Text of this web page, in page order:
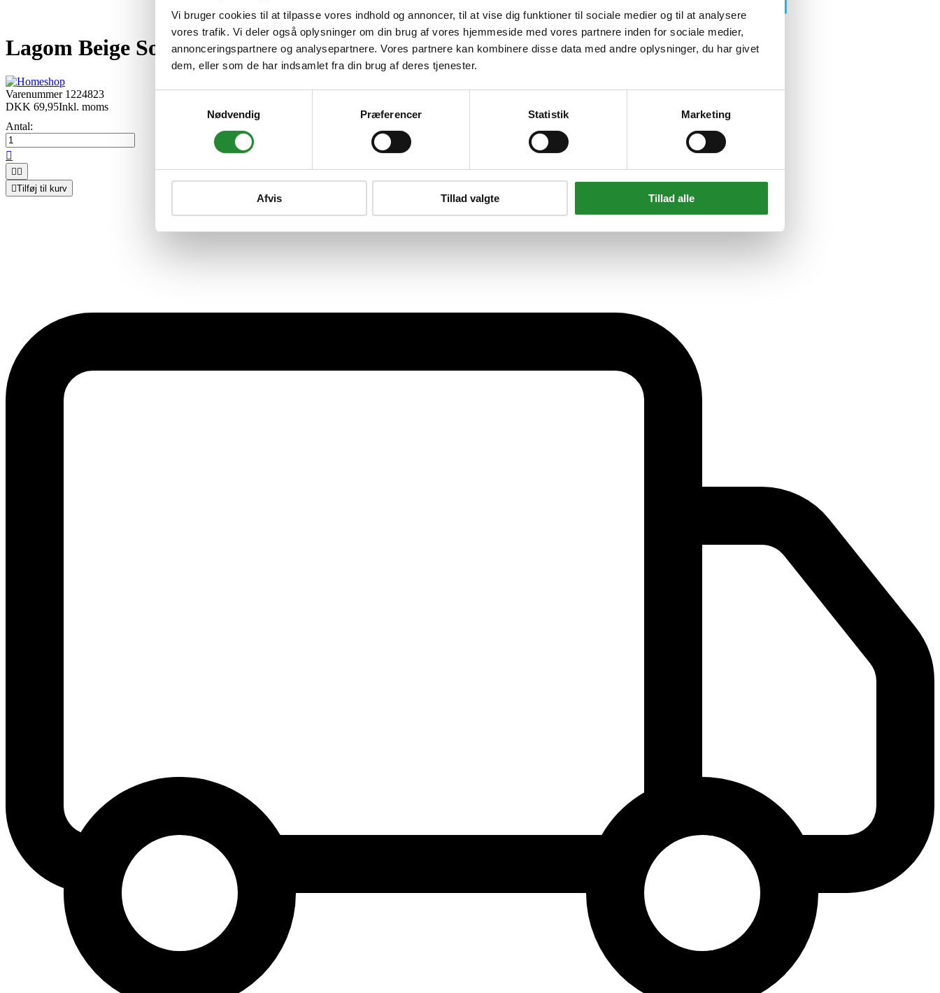
Vi bruger cookies til at tilpasse vores indhold og annoncer, til at vise dig funktioner til sociale medier og til at analysere
vores trafik. Vi deler også oplysninger om din brug af vores hjemmeside med vores partnere inden for sociale medier,
annonceringspartnere og analysepartnere. Vores partnere kan kombinere disse data med andre oplysninger, du har givet
dem, eller som de har indsamlet fra din brug af deres tjenester.
Nødvendig
Præferencer Statistik Marketing
Afvis Tillad valgte Tillad alle
Lagom Beige Sokkel Rekt. - 87454100
Varenummer 1224823
DKK 69,95Inkl. moms
Antal:

 
Tilføj til kurv